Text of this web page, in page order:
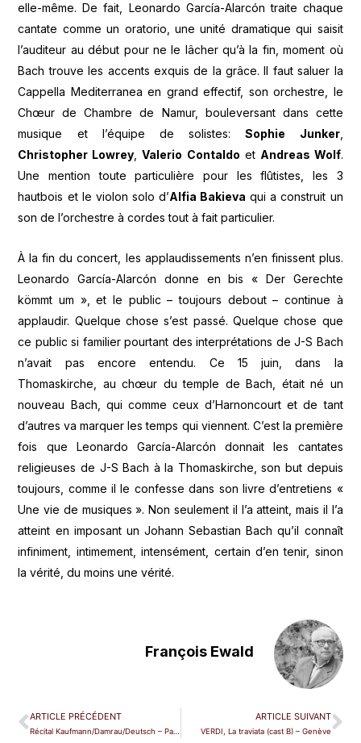
elle-même. De fait, Leonardo García-Alarcón traite chaque
cantate comme un oratorio, une unité dramatique qui saisit
l’auditeur au début pour ne le lâcher qu’à la fin, moment où
Bach trouve les accents exquis de la grâce. Il faut saluer la
Cappella Mediterranea en grand effectif, son orchestre, le
Chœur de Chambre de Namur, bouleversant dans cette
musique et l’équipe de solistes:Sophie Junker,
Christopher Lowrey ,Valerio Contaldo et Andreas Wolf.
Une mention toute particulière pour les flûtistes, les 3
hautbois et le violon solo d’Alfia Bakieva qui a construit un
son de l’orchestre à cordes tout à fait particulier.
À la fin du concert, les applaudissements n’en finissent plus.
Leonardo García-Alarcón donne en bis « Der Gerechte
kömmt um », et le public – toujours debout – continue à
applaudir. Quelque chose s’est passé. Quelque chose que
ce public si familier pourtant des interprétations de J-S Bach
n’avait pas encore entendu. Ce 15 juin, dans la
Thomaskirche, au chœur du temple de Bach, était né un
nouveau Bach, qui comme ceux d’Harnoncourt et de tant
d’autres va marquer les temps qui viennent. C’est la première
fois que Leonardo García-Alarcón donnait les cantates
religieuses de J-S Bach à la Thomaskirche, son but depuis
toujours, comme il le confesse dans son livre d’entretiens «
Une vie de musiques ». Non seulement il l’a atteint, mais il l’a
atteint en imposant un Johann Sebastian Bach qu’il connaît
infiniment, intimement, intensément, certain d’en tenir, sinon
la vérité, du moins une vérité.
François Ewald
ARTICLE PRÉCÉDENT ARTICLE SUIVANT
VERDI, La traviata (cast B) – Genève